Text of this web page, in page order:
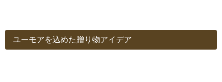
ユーモアを込めた贈り物アイデア